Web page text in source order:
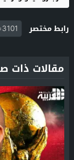
رابط مختصر
مقالات ذات